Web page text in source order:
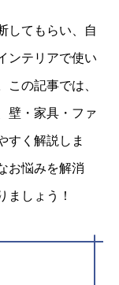
してもらい、自
ンテリアで使い
の記事では、
壁・家具・ファ
すく解説しま
お悩みを解消
ましょう！